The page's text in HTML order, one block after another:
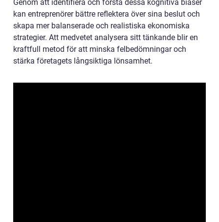
Genom att identifiera och förstå dessa kognitiva biaser
kan entreprenörer bättre reflektera över sina beslut och
skapa mer balanserade och realistiska ekonomiska
strategier. Att medvetet analysera sitt tänkande blir en
kraftfull metod för att minska felbedömningar och
stärka företagets långsiktiga lönsamhet.